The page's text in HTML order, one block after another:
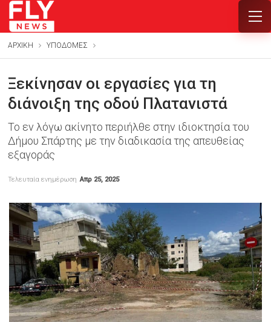
ΑΡΧΙΚΗ ΥΠΟΔΟΜΕΣ
Ξεκίνησαν οι εργασίες για τη
διάνοιξη της οδού Πλατανιστά
Το εν λόγω ακίνητο περιήλθε στην ιδιοκτησία του
Δήμου Σπάρτης με την διαδικασία της απευθείας
εξαγοράς
Τελευταία ενημέρωση Απρ 25, 2025